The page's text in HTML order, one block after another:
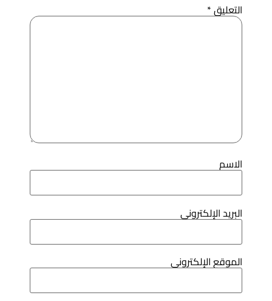
*
الإلكتروني
الإلكتروني